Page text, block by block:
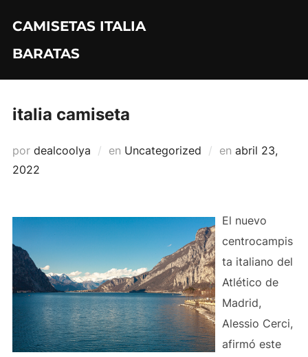
contenido
CAMISETAS ITALIA
BARATAS
italia camiseta
por dealcoolya en Uncategorized en Publicado
abril 23,
2022
El nuevo
centrocampis
ta italiano del
Atlético de
Madrid,
Alessio Cerci,
afirmó este